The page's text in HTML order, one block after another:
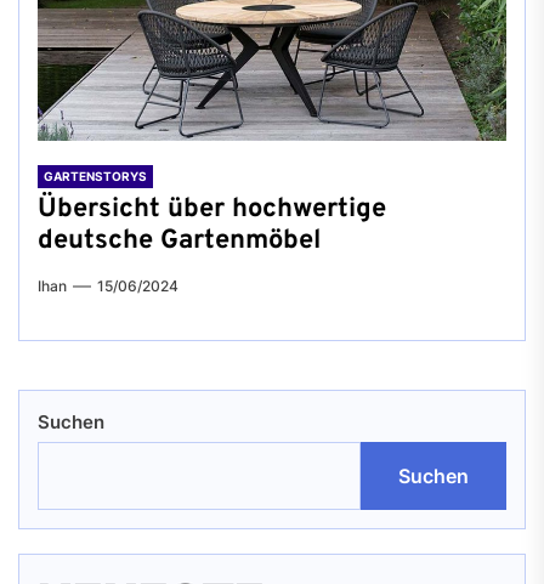
GARTENSTORYS
Übersicht über hochwertige
deutsche Gartenmöbel
Ihan 15/06/2024
Suchen
Suchen